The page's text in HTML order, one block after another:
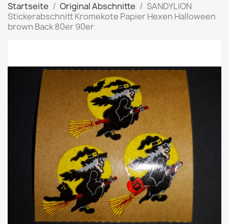
Startseite Original Abschnitte
SANDYLION
Stickerabschnitt Kromekote Papier Hexen Halloween
brown Back 80er 90er